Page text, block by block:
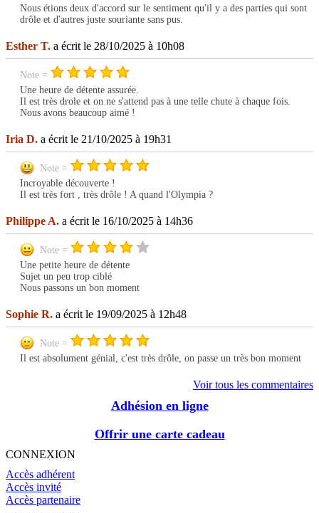
Nous étions deux d'accord sur le sentiment qu'il y a des parties qui sont
drôle et d'autres juste souriante sans pus.
Esther T. a écrit le 28/10/2025 à 10h08
Note =
Une heure de détente assurée.
Il est très drole et on ne s'attend pas à une telle chute à chaque fois.
Nous avons beaucoup aimé !
Iria D. a écrit le 21/10/2025 à 19h31
Note =
Incroyable découverte !
Il est très fort , très drôle ! A quand l'Olympia ?
Philippe A. a écrit le 16/10/2025 à 14h36
Note =
Une petite heure de détente
Sujet un peu trop ciblé
Nous passons un bon moment
Sophie R. a écrit le 19/09/2025 à 12h48
Note =
Il est absolument génial, c'est très drôle, on passe un très bon moment
Voir tous les commentaires
Adhésion en ligne
Offrir une carte cadeau
CONNEXION
Accès adhérent
Accès invité
Accès partenaire